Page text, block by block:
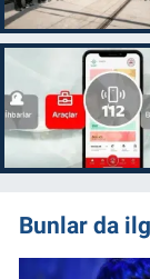
Bunlar da